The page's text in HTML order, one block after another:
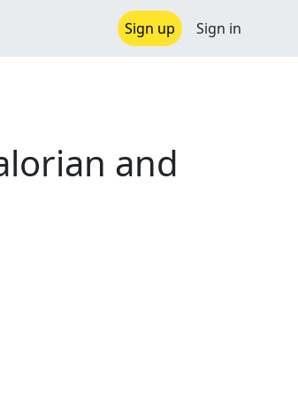
Sign up Sign in
and